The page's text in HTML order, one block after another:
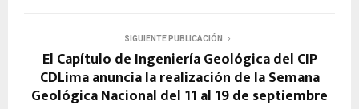
SIGUIENTE PUBLICACIÓN
El Capítulo de Ingeniería Geológica del CIP
CDLima anuncia la realización de la Semana
Geológica Nacional del 11 al 19 de septiembre